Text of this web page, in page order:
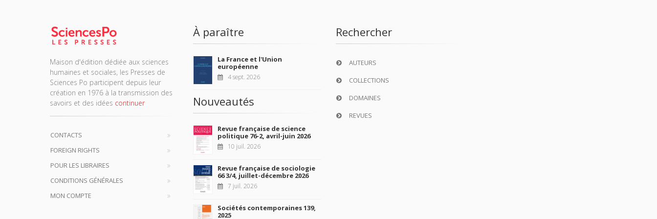
Maison d'édition dédiée aux sciences
humaines et sociales, les Presses de
Sciences Po participent depuis leur
création en 1976 à la transmission des
savoirs et des idées continuer
CONTACTS
FOREIGN RIGHTS
POUR LES LIBRAIRES
CONDITIONS GÉNÉRALES
MON COMPTE
À paraître
La France et l'Union
européenne
4 sept. 2026
Nouveautés
Revue française de science
politique 76-2, avril-juin 2026
10 juil. 2026
Revue française de sociologie
66 3/4, juillet-décembre 2026
7 juil. 2026
Sociétés contemporaines 139,
2025
Rechercher
AUTEURS
COLLECTIONS
DOMAINES
REVUES